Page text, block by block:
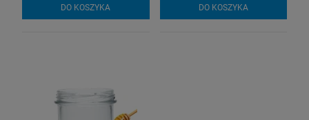
DO KOSZYKA DO KOSZYKA